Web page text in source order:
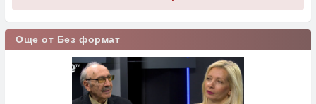
Още от Без формат